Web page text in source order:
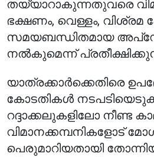
തയ്യാറാകുന്നതുവരെ
ഭക്ഷണം, വെള്ളം, വിശ്രമ
സമയബന്ധിതമായ
നൽകുമെന്ന്
യാത്രക്കാർക്കെതിരെ
കോടതികൾ
റദ്ദാക്കലുകളിലോ നീണ്ട
വിമാനക്കമ്പനികളോട്
പെരുമാറിയതായി